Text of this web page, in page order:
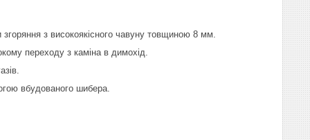
з високоякісного чавуну товщиною 8 мм.
переходу з каміна в димохід.
вбудованого шибера.